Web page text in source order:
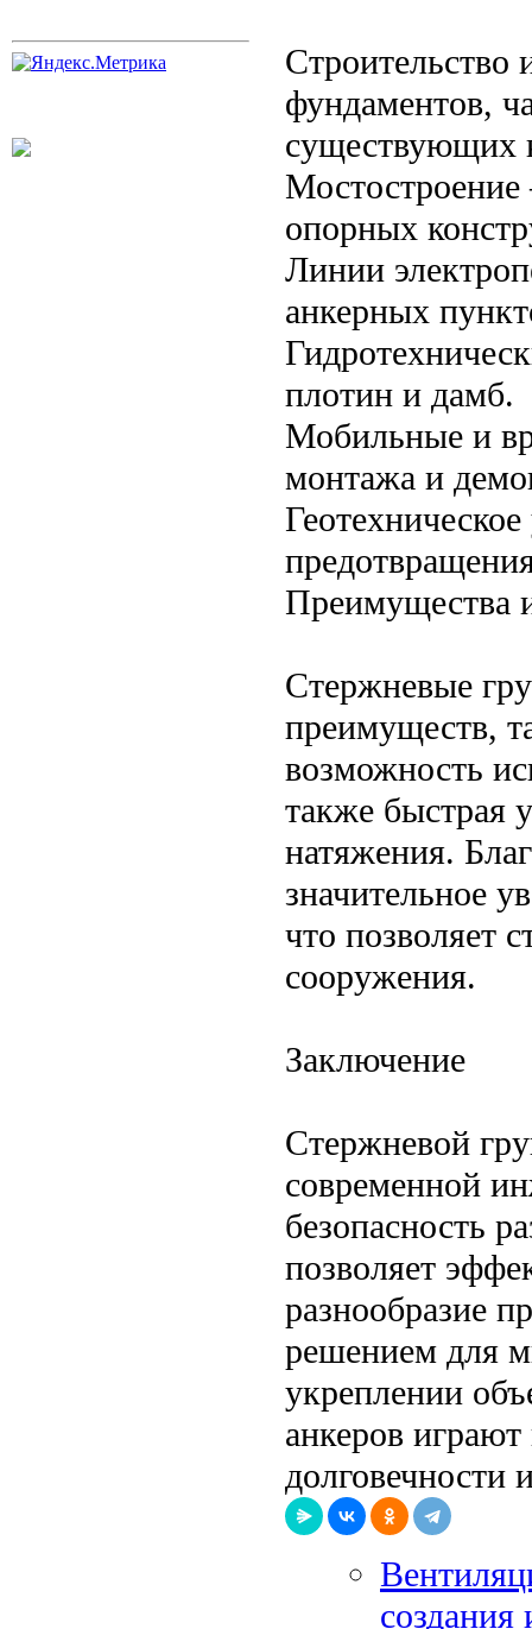
Строительство
фундаментов,
существующих
опорных
Линии
анкерных
плотин и дамб.
Мобильные и
монтажа и
Преимущества
Стержневые
преимуществ,
возможность
также быстрая
натяжения.
значительное
что позволяет
сооружения.
Заключение
Стержневой
современной
безопасность
позволяет
разнообразие
решением для
укреплении
анкеров
создания